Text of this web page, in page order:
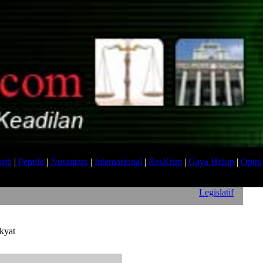
| Pemilu | Nusantara | Internasional | ResKrim| Gaya Hidup| Opini
Legislatif